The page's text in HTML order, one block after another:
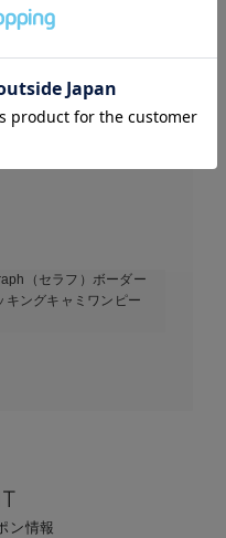
確認する
等はわかりません。気に
（セラフ）ボーダー
キングキャミワンピー
ン情報